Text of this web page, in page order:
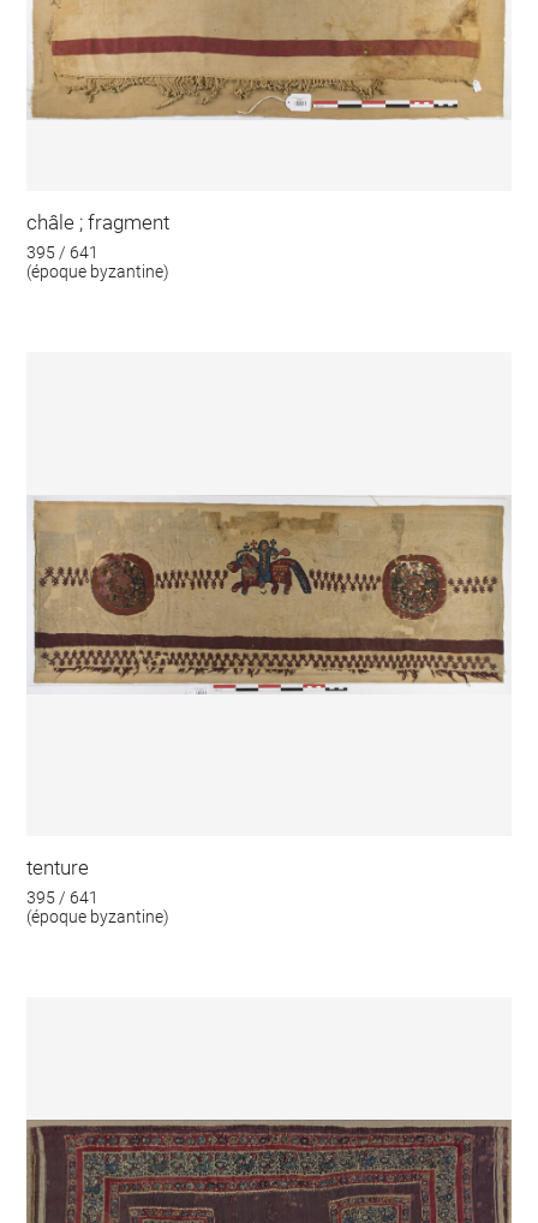
châle ; fragment
395 / 641
(époque byzantine)
tenture
395 / 641
(époque byzantine)